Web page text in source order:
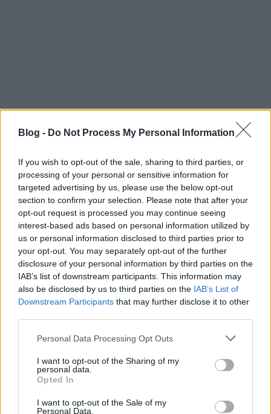
Blog - Do Not Process My Personal Information
If you wish to opt-out of the sale, sharing to third parties, or
processing of your personal or sensitive information for
targeted advertising by us, please use the below opt-out
section to confirm your selection. Please note that after your
opt-out request is processed you may continue seeing
interest-based ads based on personal information utilized by
us or personal information disclosed to third parties prior to
your opt-out. You may separately opt-out of the further
disclosure of your personal information by third parties on the
IAB’s list of downstream participants. This information may
also be disclosed by us to third parties on the IAB’s List of
Downstream Participants that may further disclose it to other
Please note that this website/app uses one or more Google
not limited to your visit or usage behaviour. You may click to
grant or deny consent to Google and its third-party tags to
use your data for below specified purposes in below Google
consent section.
Personal Data Processing Opt Outs
I want to opt-out of the Sharing of my
personal data.
Opted In
I want to opt-out of the Sale of my
Personal Data.
Cappuccino ProjektKorándi Dávid(Zombie
Girlfriend,Felső Tízezer) nagyon-lo-fi projektje,
vicces szám- és EP-címekkel. A legújabb,Suharával
depresszióhoz, talán mindkettőhöz". Hét perc az
egész, és annyira visszafogott, hogy háromszor kell
meghallgatni, hogy egyszer meghalld ezt a lebegő
gitárhangokból és még minimálisabb dobgépből
mennyire szerethető egy darab.Facebook